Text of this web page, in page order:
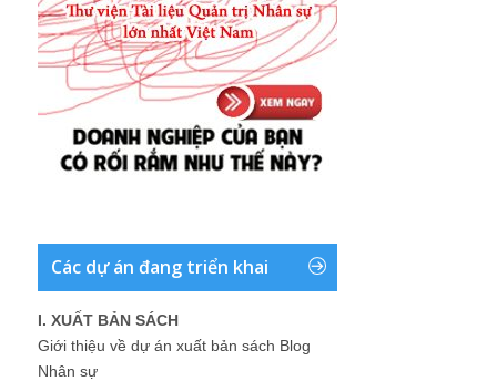
Các dự án đang triển khai
I. XUẤT BẢN SÁCH
Giới thiệu về dự án xuất bản sách Blog
Nhân sự